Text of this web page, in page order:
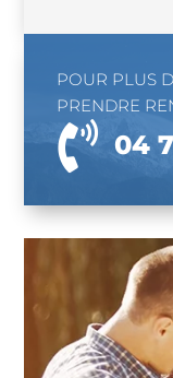
POUR PLUS
PRENDRE
 04